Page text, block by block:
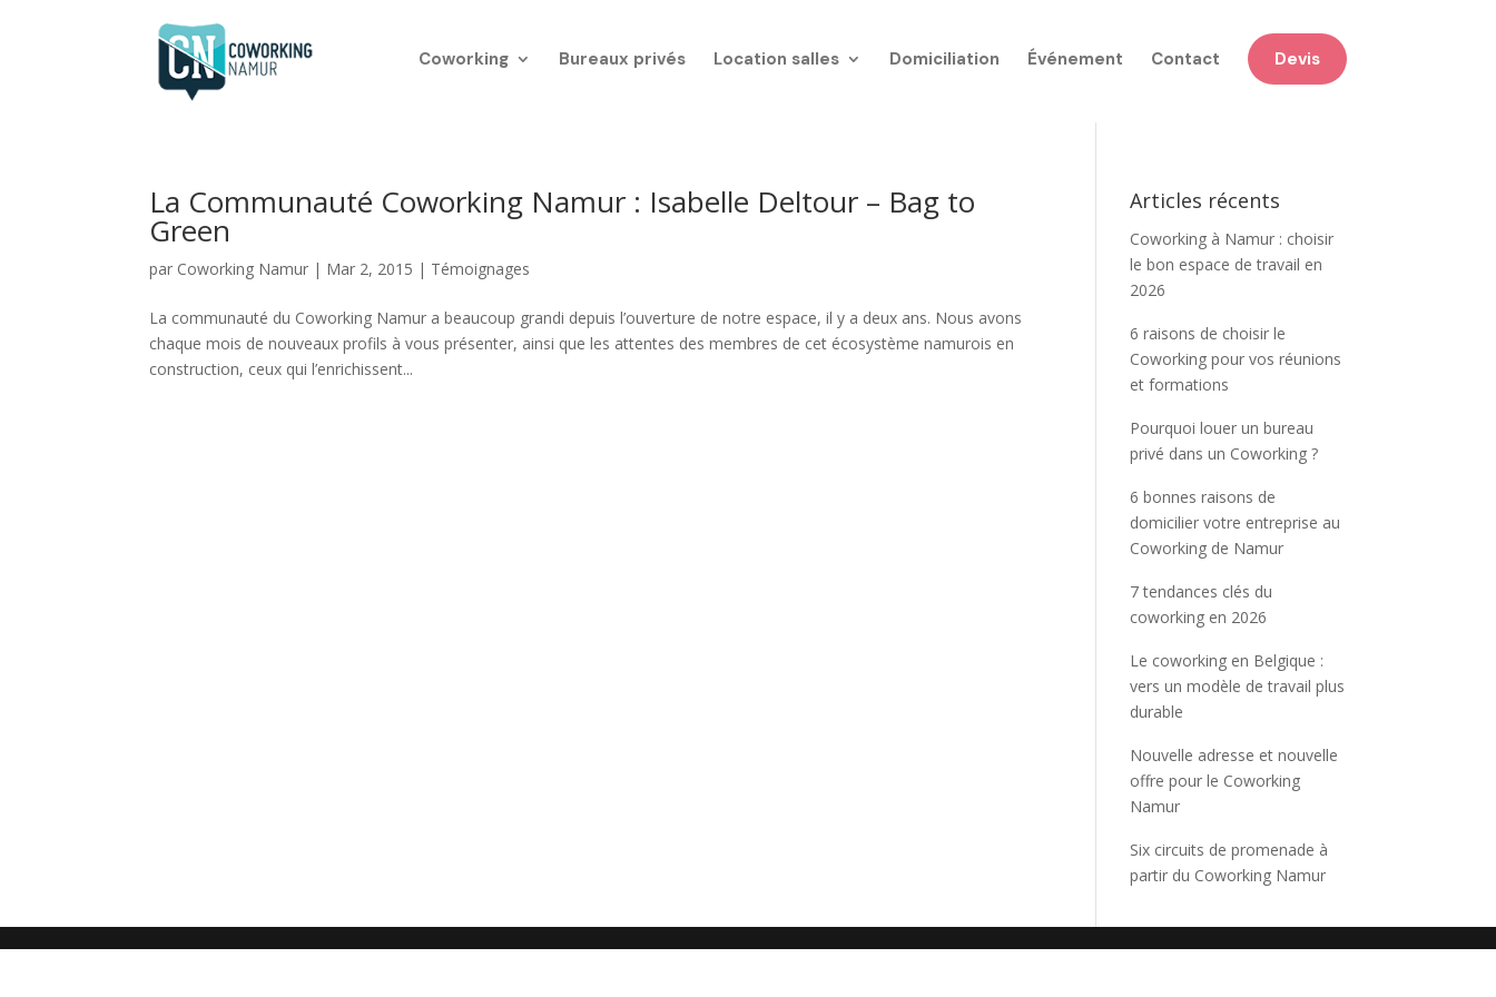
Coworking Bureaux privés Location salles Domiciliation Événement Contact Devis
La Communauté Coworking Namur : Isabelle Deltour – Bag to
Green
par Coworking Namur | Mar 2, 2015 | Témoignages
La communauté du Coworking Namur a beaucoup grandi depuis l’ouverture de notre espace, il y a deux ans. Nous avons
chaque mois de nouveaux profils à vous présenter, ainsi que les attentes des membres de cet écosystème namurois en
construction, ceux qui l’enrichissent...
Articles récents
Coworking à Namur : choisir
le bon espace de travail en
2026
6 raisons de choisir le
Coworking pour vos réunions
et formations
Pourquoi louer un bureau
privé dans un Coworking ?
6 bonnes raisons de
domicilier votre entreprise au
Coworking de Namur
7 tendances clés du
coworking en 2026
Le coworking en Belgique :
vers un modèle de travail plus
durable
Nouvelle adresse et nouvelle
offre pour le Coworking
Namur
Six circuits de promenade à
partir du Coworking Namur